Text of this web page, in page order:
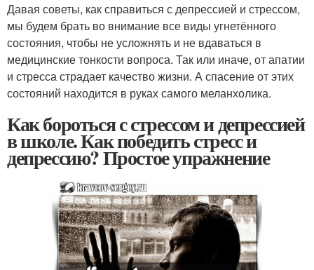
Давая советы, как справиться с депрессией и стрессом,
мы будем брать во внимание все виды угнетённого
состояния, чтобы не усложнять и не вдаваться в
медицинские тонкости вопроса. Так или иначе, от апатии
и стресса страдает качество жизни. А спасение от этих
состояний находится в руках самого меланхолика.
Как бороться с стрессом и депрессией
в школе. Как победить стресс и
депрессию? Простое упражнение